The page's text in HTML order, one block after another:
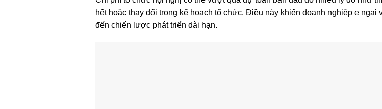
hết hoặc thay đổi trong kế hoạch tổ chức. Điều này khiến doanh nghiệp e
đến chiến lược phát triển dài hạn.